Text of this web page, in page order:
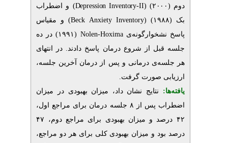
Depression Inventory-II
)و اضطراب
Beck Anxiety Inventory) و مقیاس
Nolen-Hoxima
(۱۹۹۱) در ده
از شروع درمان پاسخ دادند. در انتهای
درمانی و پس از درمان آخرین جلسه،
نتایج نشان داد، میزان بهبودی در میزان
اضطراب پس از ۸ جلسه درمان برای مراجع اول،
۴۲ درصد و میزان بهبودی برای مراجع دوم، ۴۷
و میزان بهبودی کلی برای هر دو مراجع،